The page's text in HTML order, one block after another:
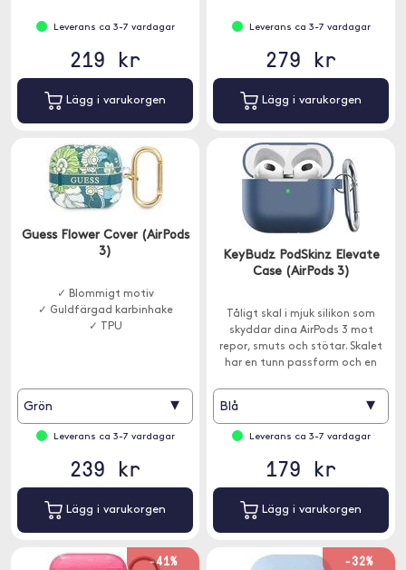
Leverans ca 3-7 vardagar
219 kr
Lägg i varukorgen
Leverans ca 3-7 vardagar
279 kr
Lägg i varukorgen
Guess Flower Cover (AirPods
3)
✓ Blommigt motiv
✓ Guldfärgad karbinhake
✓ TPU
Grön ▾
Leverans ca 3-7 vardagar
239 kr
Lägg i varukorgen
KeyBudz PodSkinz Elevate
Case (AirPods 3)
Tåligt skal i mjuk silikon som
skyddar dina AirPods 3 mot
repor, smuts och stötar. Skalet
har en tunn passform och en
Blå ▾
Leverans ca 3-7 vardagar
179 kr
Lägg i varukorgen
-41% -32%